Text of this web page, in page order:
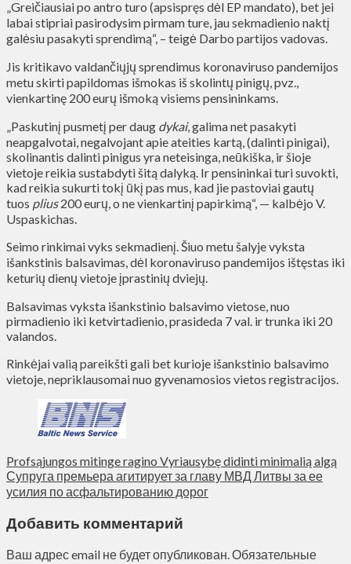
„Greičiausiai po antro turo (apsispręs dėl EP mandato), bet jei
labai stipriai pasirodysim pirmam ture, jau sekmadienio naktį
galėsiu pasakyti sprendimą“, – teigė Darbo partijos vadovas.
Jis kritikavo valdančiųjų sprendimus koronaviruso pandemijos
metu skirti papildomas išmokas iš skolintų pinigų, pvz.,
vienkartinę 200 eurų išmoką visiems pensininkams.
„Paskutinį pusmetį per daug dykai, galima net pasakyti
neapgalvotai, negalvojant apie ateities kartą, (dalinti pinigai),
skolinantis dalinti pinigus yra neteisinga, neūkiška, ir šioje
vietoje reikia sustabdyti šitą dalyką. Ir pensininkai turi suvokti,
kad reikia sukurti tokį ūkį pas mus, kad jie pastoviai gautų
tuos plius200 eurų, o ne vienkartinį papirkimą“, — kalbėjo V.
Uspaskichas.
Seimo rinkimai vyks sekmadienį. Šiuo metu šalyje vyksta
išankstinis balsavimas, dėl koronaviruso pandemijos ištęstas iki
keturių dienų vietoje įprastinių dviejų.
Balsavimas vyksta išankstinio balsavimo vietose, nuo
pirmadienio iki ketvirtadienio, prasideda 7 val. ir trunka iki 20
valandos.
Rinkėjai valią pareikšti gali bet kurioje išankstinio balsavimo
vietoje, nepriklausomai nuo gyvenamosios vietos registracijos.
Profsąjungos mitinge ragino Vyriausybę didinti minimalią algą
Супруга премьера агитирует за главу МВД Литвы за ее
усилия по асфальтированию дорог
Добавить комментарий
Ваш адрес email не будет опубликован.Обязательные